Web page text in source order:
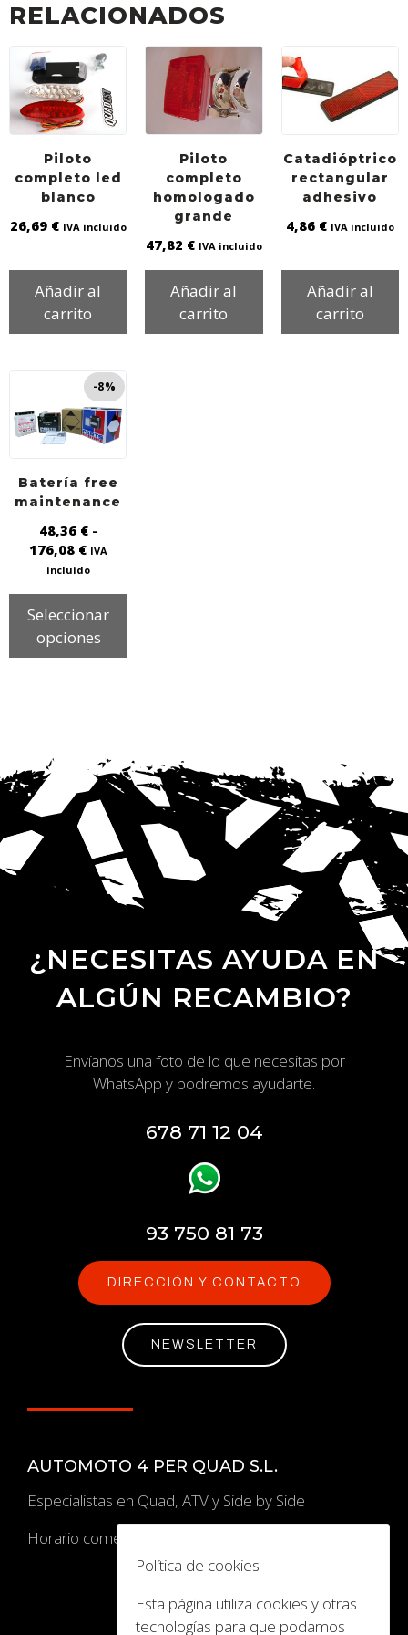
o
k
t
r
s
l
RELACIONADOS
Piloto
completo led
blanco
26,69 € IVA incluido
Añadir al
carrito
Piloto
completo
homologado
grande
47,82 € IVA incluido
Añadir al
carrito
Catadióptrico
rectangular
adhesivo
4,86 € IVA incluido
Añadir al
carrito
-8%
Batería free
maintenance
48,36 € -
176,08 € IVA
incluido
Seleccionar
opciones
¿NECESITAS AYUDA EN
ALGÚN RECAMBIO?
Envíanos una foto de lo que necesitas por
WhatsApp y podremos ayudarte.
678 71 12 04
93 750 81 73
DIRECCIÓN Y CONTACTO
NEWSLETTER
AUTOMOTO 4 PER QUAD S.L.
Especialistas en Quad, ATV y Side by Side
Horario comercial: de 8:30 a 14 / 15.00 a 18.00.
TIENDA
Política de cookies
Esta página utiliza cookies y otras
tecnologías para que podamos